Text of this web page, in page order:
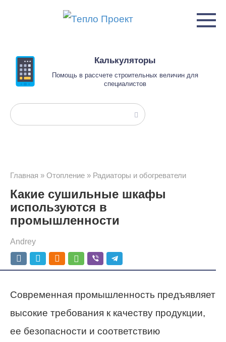
Калькуляторы
Помощь в рассчете строительных величин для
специалистов
Поиск:
Главная » Отопление » Радиаторы и обогреватели
Какие сушильные шкафы
используются в
промышленности
Andrey
Современная промышленность предъявляет
высокие требования к качеству продукции,
ее безопасности и соответствию